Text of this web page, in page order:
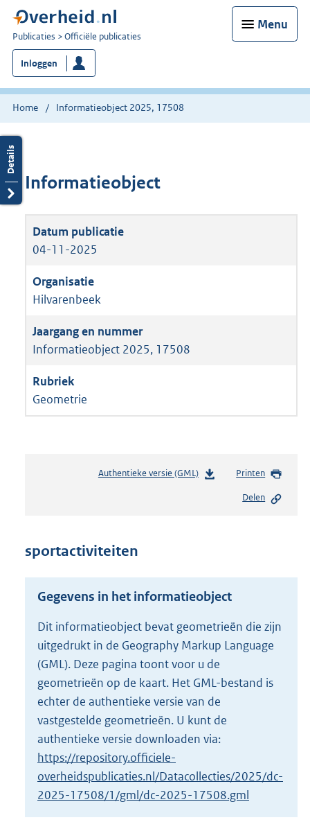
Menu
U
bent
nu
hier:
Publicaties Officiële publicaties
Inloggen
Home Informatieobject 2025, 17508
Informatieobject
04-11-2025
Hilvarenbeek
Informatieobject 2025, 17508
Geometrie
Authentieke versie (GML)b
s
r
o
t
t
e
4
K
b
Printen
Delen
sportactiviteiten
Gegevens in het informatieobject
Dit informatieobject bevat geometrieën die zijn
uitgedrukt in de Geography Markup Language
(GML). Deze pagina toont voor u de
geometrieën op de kaart. Het GML-bestand is
echter de authentieke versie van de
vastgestelde geometrieën. U kunt de
authentieke versie downloaden via:
https://repository.officiele-
overheidspublicaties.nl/Datacollecties/2025/dc-
2025-17508/1/gml/dc-2025-17508.gml